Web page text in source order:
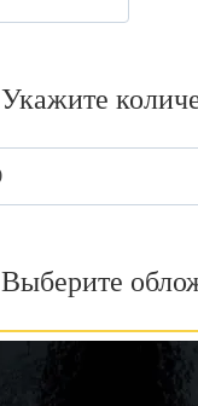
Укажите
Выберите